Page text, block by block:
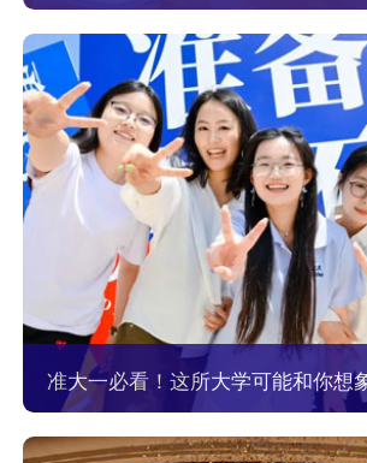
准大一必看！这所大学可能和你想